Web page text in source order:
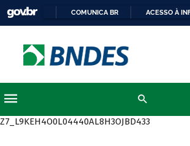
COMUNICA BR ACESSO À
Z7_L9KEH4O0L04440AL8H3OJBD433